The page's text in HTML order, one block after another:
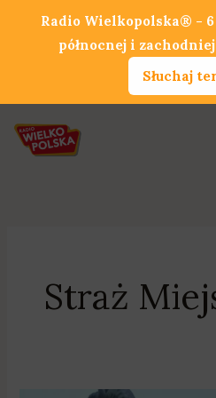
Straż
Radio Wielkopolska® -
północnej i
Słuchaj